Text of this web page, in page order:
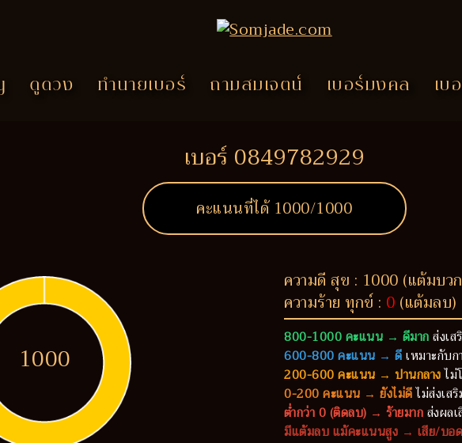
ดูดวง ทำนายเบอร์ ถามสมเจตน์ เบอร์มงคล เบ
เบอร์ 0849782929
คะแนนที่ได้ 1000/1000
1000
ความดี สุข : 1000 (แต้มบว
ความร้าย ทุกข์ : 0 (แต้มลบ)
800-1000 คะแนน → ดีมากส่งเ
600-800 คะแนน → ดีเหมาะกับ
200-600 คะแนน → ปานกลางไม่
0-200 คะแนน → ยังไม่ดีไม่ส่งเส
ต่ำกว่า 0 (ติดลบ) → ร้ายมากส่งผล
มีแต้มลบ แม้คะแนนสูง → เสีย/บอด